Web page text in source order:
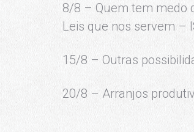
8/8 – Quem tem medo
Leis que nos servem –
15/8 – Outras
20/8 – Arranjos